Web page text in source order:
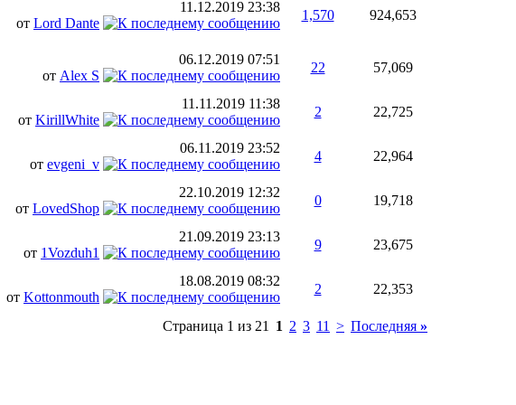
11.12.2019 23:38
от Lord Dante
1,570 924,653
06.12.2019 07:51
от Alex S
22 57,069
11.11.2019 11:38
от KirillWhite
2 22,725
06.11.2019 23:52
от evgeni_v
4 22,964
22.10.2019 12:32
от LovedShop
0 19,718
21.09.2019 23:13
от 1Vozduh1
9 23,675
18.08.2019 08:32
от Kottonmouth
2 22,353
Страница 1 из 21 1 2 3 11 > Последняя »